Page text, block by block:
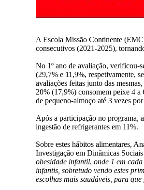
A Escola Missão Continente
consecutivos (2021-2025),
No 1º ano de avaliação, verificou-
(29,7% e 11,9%, respetivamente,
avaliações feitas junto das
20% (17,9%) consomem peixe 4 a
de pequeno-almoço até 3 vezes por
Após a participação no programa,
ingestão de refrigerantes em 11%.
Sobre estes hábitos alimentares,
Investigação em Dinâmicas
obesidade infantil,onde 1 em
infantis, sobretudo vendo estes
escolhas mais saudáveis, para